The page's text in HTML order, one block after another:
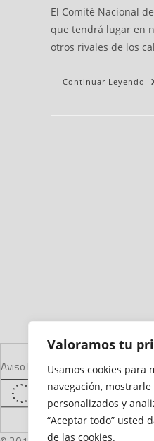
Valoramos tu
Usamos cookies para
navegación,
personalizados y
“Aceptar todo” usted
de las cookies.
El Comité Nacional
que tendrá lugar en
otros rivales de los
Continuar Leyendo
Aviso LegalDeclaración de